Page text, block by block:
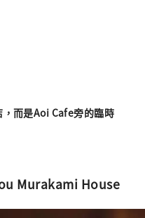
而是Aoi Cafe旁的臨時
Murakami House